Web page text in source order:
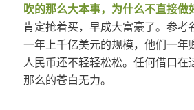
吹的那么大本事，为什么不直接做
肯定抢着买，早成大富豪了。参考
一年上千亿美元的规模，他们一年
人民币还不轻轻松松。任何借口在
那么的苍白无力。